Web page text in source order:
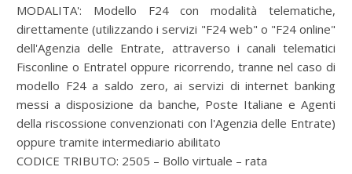
MODALITA': Modello F24 con modalità telematiche,
direttamente (utilizzando i servizi "F24 web" o "F24 online"
dell'Agenzia delle Entrate, attraverso i canali telematici
Fisconline o Entratel oppure ricorrendo, tranne nel caso di
modello F24 a saldo zero, ai servizi di internet banking
messi a disposizione da banche, Poste Italiane e Agenti
della riscossione convenzionati con l'Agenzia delle Entrate)
oppure tramite intermediario abilitato
CODICE TRIBUTO: 2505 – Bollo virtuale – rata